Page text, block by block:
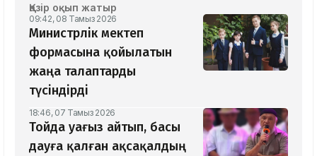
Қазір оқып жатыр
09:42, 08 Тамыз 2026
Министрлік мектеп
формасына қойылатын
жаңа талаптарды
түсіндірді
18:46, 07 Тамыз 2026
Тойда уағыз айтып, басы
дауға қалған ақсақалдың